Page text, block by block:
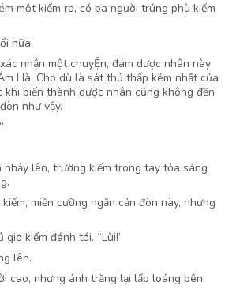
một kiếm ra, có ba người trúng phù kiếm
nữa.
nhận một chuyỆn, đám dược nhân này
Hà. Cho dù là sát thủ thấp kém nhất của
khi biến thành dược nhân cũng không đến
như vậy.
lên, trường kiếm trong tay tỏa sáng
miễn cưỡng ngăn cản đòn này, nhưng
kiếm đánh tới. “Lùi!”
lên.
cao, nhưng ánh trăng lại lấp loáng bên